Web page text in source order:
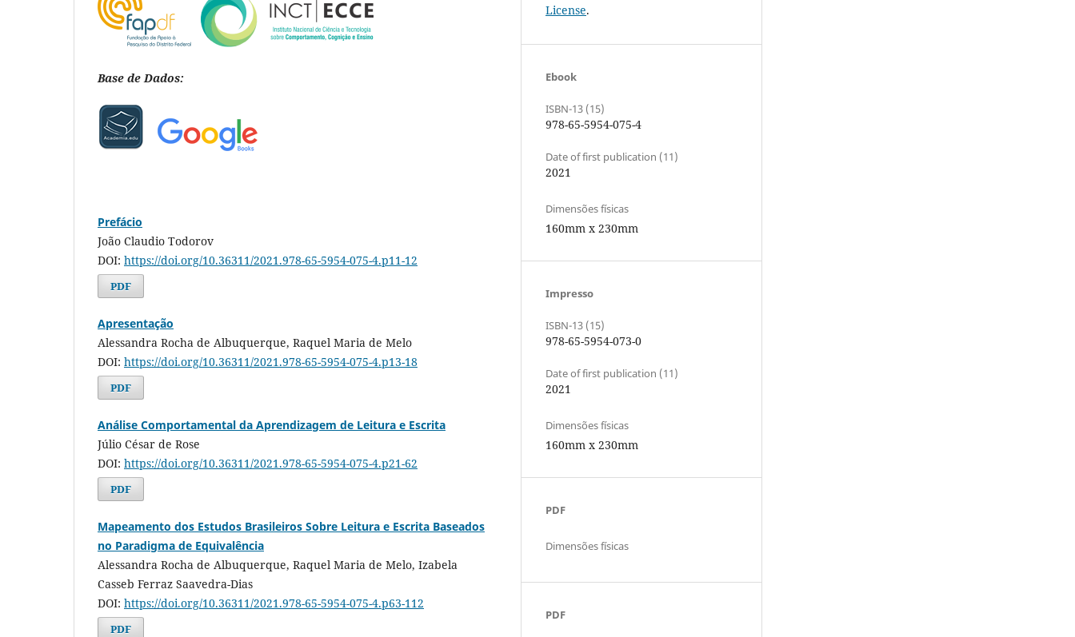
Base de Dados:
Prefácio
João Claudio Todorov
DOI: https://doi.org/10.36311/2021.978-65-5954-075-4.p11-12
PDF
Apresentação
Alessandra Rocha de Albuquerque, Raquel Maria de Melo
DOI: https://doi.org/10.36311/2021.978-65-5954-075-4.p13-18
PDF
Análise Comportamental da Aprendizagem de Leitura e Escrita
Júlio César de Rose
DOI: https://doi.org/10.36311/2021.978-65-5954-075-4.p21-62
PDF
Mapeamento dos Estudos Brasileiros Sobre Leitura e Escrita Baseados
no Paradigma de Equivalência
Alessandra Rocha de Albuquerque, Raquel Maria de Melo, Izabela
Casseb Ferraz Saavedra-Dias
DOI: https://doi.org/10.36311/2021.978-65-5954-075-4.p63-112
PDF
License.
Ebook
ISBN-13 (15)
978-65-5954-075-4
Date of first publication (11)
2021
Dimensões físicas
160mm x 230mm
Impresso
ISBN-13 (15)
978-65-5954-073-0
Date of first publication (11)
2021
Dimensões físicas
160mm x 230mm
PDF
Dimensões físicas
PDF